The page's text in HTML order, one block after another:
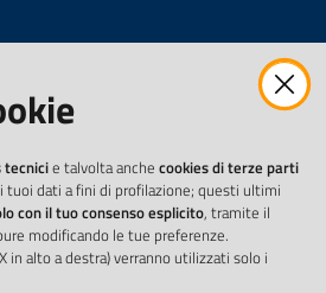
tecnicie talvolta anche cookies di terze parti
tuoi dati a fini di profilazione; questi ultimi
con il tuo consenso esplicito, tramite il
modificando le tue preferenze.
in alto a destra) verranno utilizzati solo i